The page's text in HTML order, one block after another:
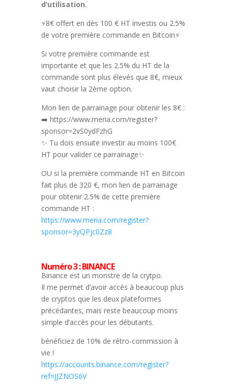
d’utilisation.
⚡8€ offert en dès 100 € HT investis ou 2.5%
de votre première commande en Bitcoin⚡
Si votre première commande est
importante et que les 2.5% du HT de la
commande sont plus élevés que 8€, mieux
vaut choisir la 2ème option.
Mon lien de parrainage pour obtenir les 8€ :
➡️ https://www.meria.com/register?
sponsor=2vS0ydFzhG
✨ Tu dois ensuite investir au moins 100€
HT pour valider ce parrainage✨
OU si la première commande HT en Bitcoin
fait plus de 320 €, mon lien de parrainage
pour obtenir 2.5% de cette première
commande HT :
https://www.meria.com/register?
sponsor=3yQPjc0Zz8
Numéro 3 : BINANCE
Binance est un monstre de la crytpo.
Il me permet d’avoir accès à beaucoup plus
de cryptos que les deux plateformes
précédantes, mais reste beaucoup moins
simple d’accès pour les débutants.
bénéficiez de 10% de rétro-commission à
vie !
https://accounts.binance.com/register?
ref=JJZNOS6V